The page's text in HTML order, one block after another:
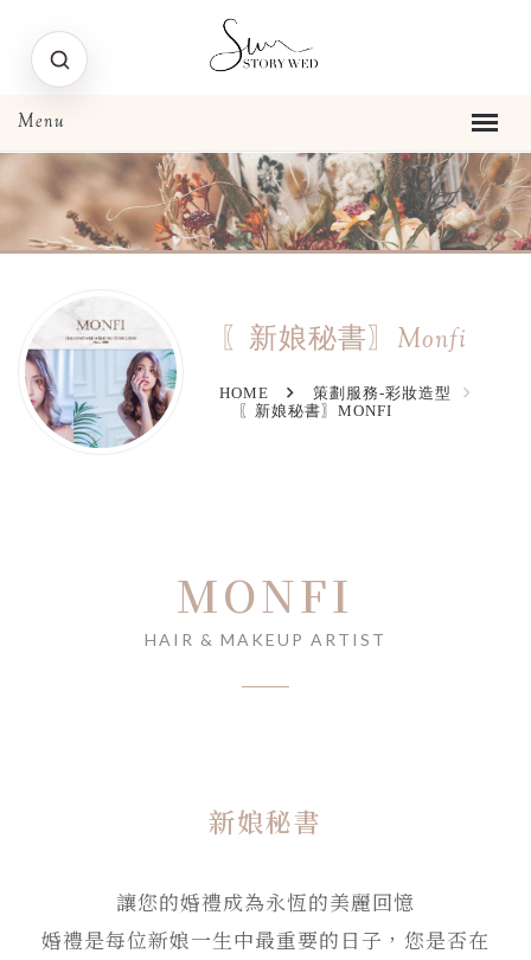
〖新娘秘書〗Monfi
HOME
策劃服務-彩妝造型
〖新娘秘書〗MONFI
MONFI
HAIR & MAKEUP ARTIST
新娘秘書
讓您的婚禮成為永恆的美麗回憶
婚禮是每位新娘一生中最重要的日子，您是否在